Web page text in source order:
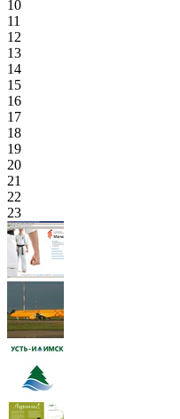
10
11
12
13
14
15
16
17
18
19
20
21
22
23